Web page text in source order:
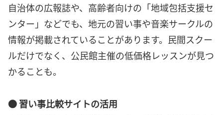
自治体の広報誌や、高齢者向けの「地域包括支援セ
ンター」などでも、地元の習い事や音楽サークルの
情報が掲載されていることがあります。民間スクー
ルだけでなく、公民館主催の低価格レッスンが見つ
かることも。
● 習い事比較サイトの活用